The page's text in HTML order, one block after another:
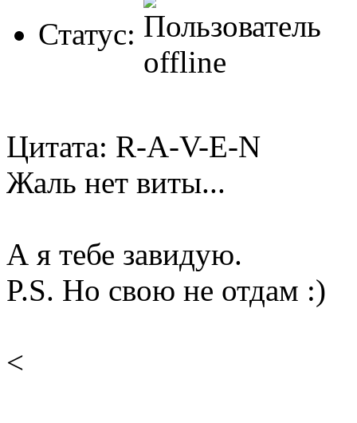
Статус:
Цитата: R-A-V-E-N
Жаль нет виты...
А я тебе завидую.
P.S. Но свою не отдам :)
<